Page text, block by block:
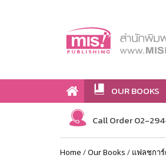
OUR BOOKS
Call Order 02-
Home /Our Books / แฟลชกา